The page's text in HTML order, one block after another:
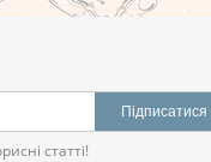
Підписатися
статті!